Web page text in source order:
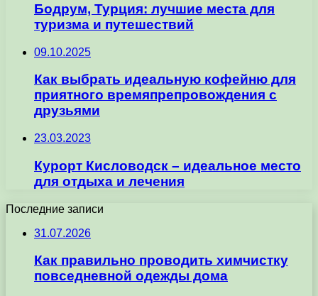
Бодрум, Турция: лучшие места для
туризма и путешествий
09.10.2025
Как выбрать идеальную кофейню для
приятного времяпрепровождения с
друзьями
23.03.2023
Курорт Кисловодск – идеальное место
для отдыха и лечения
Последние записи
31.07.2026
Как правильно проводить химчистку
повседневной одежды дома